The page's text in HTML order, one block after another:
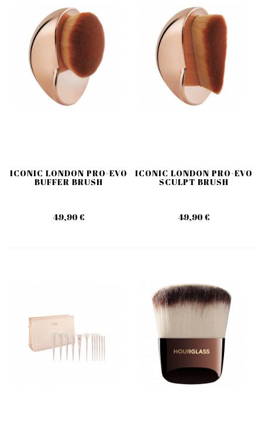
ICONIC LONDON PRO-EVO
BUFFER BRUSH
49,90 €
ICONIC LONDON PRO-EVO
SCULPT BRUSH
49,90 €